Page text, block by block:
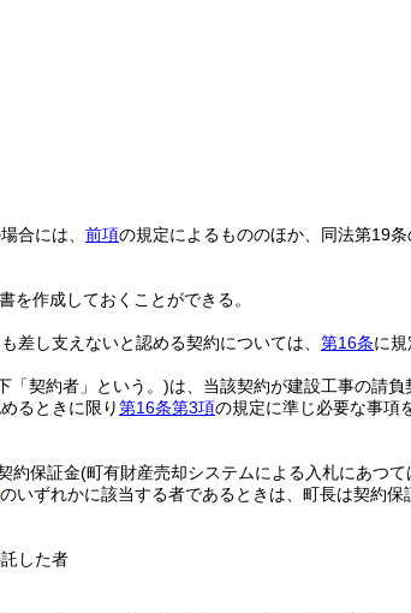
合には、 前項の規定によるもののほか、同法第19
を作成しておくことができる。
差し支えないと認める契約については、 第16条に
「契約者」という。)は、当該契約が建設工事の請
るときに限り第16条第3項の規定に準じ必要な事項
約保証金(町有財産売却システムによる入札にあつ
のいずれかに該当する者であるときは、町長は契約保
した者